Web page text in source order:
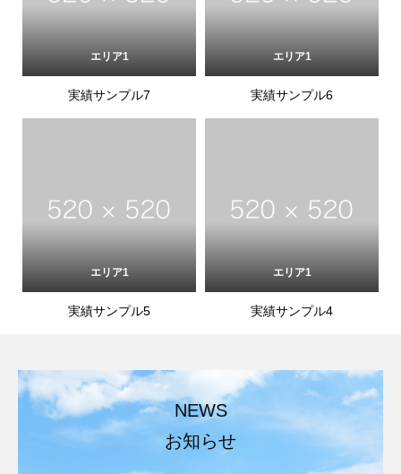
エリア1
実績サンプル7
エリア1
実績サンプル6
エリア1
実績サンプル5
エリア1
実績サンプル4
NEWS
お知らせ